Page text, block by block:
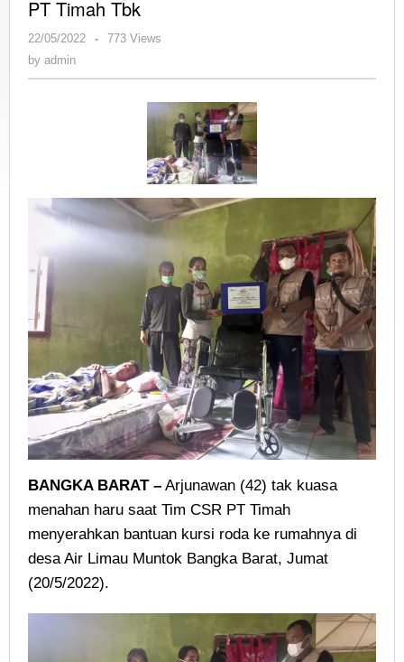
PT Timah Tbk
22/05/2022
by
-
773 Views
by admin
BANGKA BARAT – Arjunawan (42) tak kuasa
menahan haru saat Tim CSR PT Timah
menyerahkan bantuan kursi roda ke rumahnya di
desa Air Limau Muntok Bangka Barat, Jumat
(20/5/2022).